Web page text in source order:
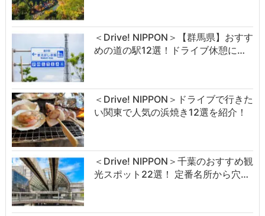
＜Drive! NIPPON＞【群馬県】おすす
めの道の駅12選！ドライブ休憩に…
＜Drive! NIPPON＞ドライブで行きた
い関東で人気の浜焼き12選を紹介！
＜Drive! NIPPON＞千葉のおすすめ観
光スポット22選！ 定番名所から穴…